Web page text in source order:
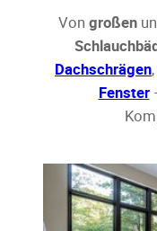
Von großen
Dachschrägen,
Fenster